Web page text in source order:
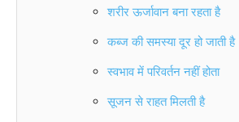
शरीर ऊर्जावान बना रहता है
कब्ज की समस्या दूर हो जाती है
स्वभाव में परिवर्तन नहीं होता
सूजन से राहत मिलती है